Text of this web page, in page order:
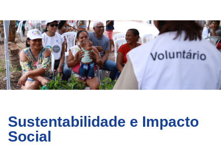
Sustentabilidade e Impacto
Social